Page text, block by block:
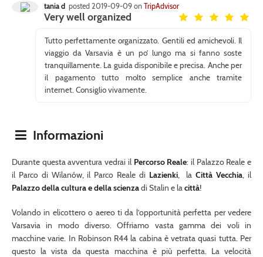
tania d posted 2019-09-09 on TripAdvisor
Very well organized
Tutto perfettamente organizzato. Gentili ed amichevoli. Il
viaggio da Varsavia è un po’ lungo ma si fanno soste
tranquillamente. La guida disponibile e precisa. Anche per
il pagamento tutto molto semplice anche tramite
internet. Consiglio vivamente.
Informazioni
Durante questa avventura vedrai il Percorso Reale: il Palazzo Reale e
il Parco di Wilanów, il Parco Reale di Lazienki, laCittà Vecchia, il
Palazzo della cultura e della scienzadi Stalin e lacittà!
Volando in elicottero o aereo ti da l’opportunità perfetta per vedere
Varsavia in modo diverso. Offriamo vasta gamma dei voli in
macchine varie. In Robinson R44 la cabina è vetrata quasi tutta. Per
questo la vista da questa macchina è più perfetta. La velocità